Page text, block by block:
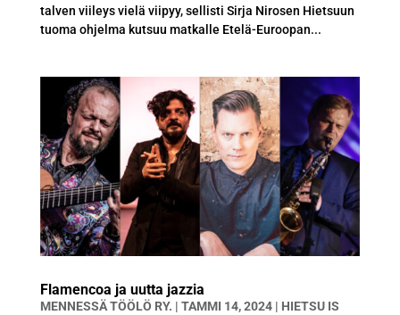
talven viileys vielä viipyy, sellisti Sirja Nirosen Hietsuun
tuoma ohjelma kutsuu matkalle Etelä-Euroopan...
Flamencoa ja uutta jazzia
MENNESSÄTÖÖLÖ RY. | TAMMI 14, 2024| HIETSU IS